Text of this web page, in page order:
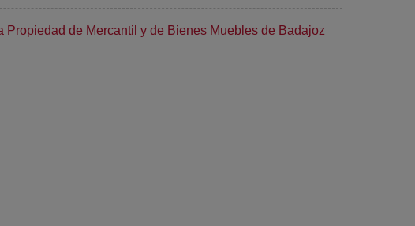
Propiedad de Mercantil y de Bienes Muebles de Badajoz